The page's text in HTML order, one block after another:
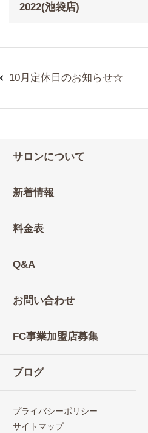
2022(池袋店)
10月定休日のお知らせ☆
サロンについて
新着情報
料金表
Q&A
お問い合わせ
FC事業加盟店募集
ブログ
プライバシーポリシー
サイトマップ